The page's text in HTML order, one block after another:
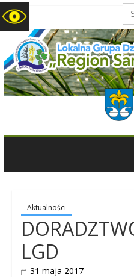
LGD
Aktualności
LGD
31 maja 2017